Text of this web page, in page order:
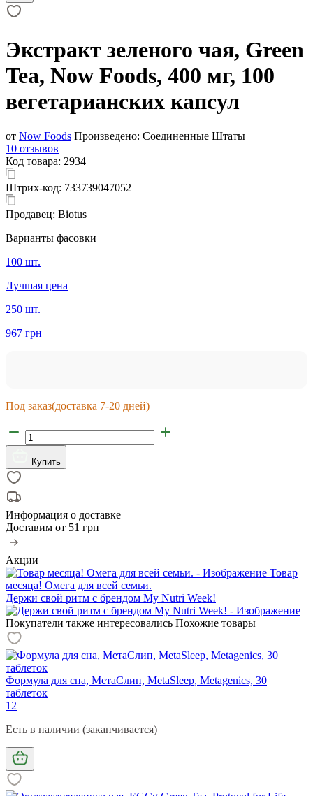
Экстракт зеленого чая, Green
Tea, Now Foods, 400 мг, 100
вегетарианских капсул
от Now Foods Произведено: Соединенные Штаты
10 отзывов
Код товара: 2934
Штрих-код: 733739047052
Продавец: Biotus
Варианты фасовки
100 шт.
Лучшая цена
250 шт.
967 грн
Под заказ(доставка 7-20 дней)
Купить
Информация о доставке
Доставим от 51 грн
Акции
Товар
месяца! Омега для всей семьи.
Держи свой ритм с брендом My Nutri Week!
Покупатели также интересовались Похожие товары
Формула для сна, МетаСлип, MetaSleep, Metagenics, 30
таблеток
12
Есть в наличии (заканчивается)